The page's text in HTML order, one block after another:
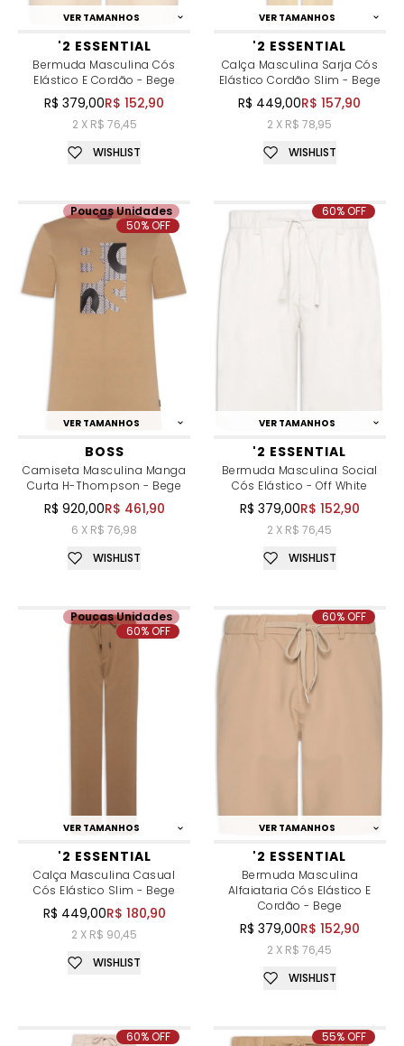
VER TAMANHOS
'2 ESSENTIAL
Bermuda Masculina Cós
Elástico E Cordão - Bege
R$ 379,00R$ 152,90
2 X R$ 76,45
WISHLIST
VER TAMANHOS
'2 ESSENTIAL
Calça Masculina Sarja Cós
Elástico Cordão Slim - Bege
R$ 449,00R$ 157,90
2 X R$ 78,95
WISHLIST
VER TAMANHOS
BOSS
Camiseta Masculina Manga
Curta H-Thompson - Bege
R$ 920,00R$ 461,90
6 X R$ 76,98
Poucas Unidades
50% OFF
WISHLIST
VER TAMANHOS
'2 ESSENTIAL
Bermuda Masculina Social
Cós Elástico - Off White
R$ 379,00R$ 152,90
2 X R$ 76,45
60% OFF
WISHLIST
VER TAMANHOS
'2 ESSENTIAL
Calça Masculina Casual
Cós Elástico Slim - Bege
R$ 449,00R$ 180,90
2 X R$ 90,45
Poucas Unidades
60% OFF
WISHLIST
VER TAMANHOS
'2 ESSENTIAL
Bermuda Masculina
Alfaiataria Cós Elástico E
Cordão - Bege
R$ 379,00R$ 152,90
2 X R$ 76,45
60% OFF
WISHLIST
60% OFF 55% OFF